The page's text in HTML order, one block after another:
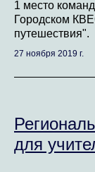
1 место
Городском
путешествия".
27 ноября 2019 г.
для